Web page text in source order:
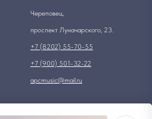
Череповец,
проспект Луначарского, 23.
+7 (8202) 55-70-55
+7 (900) 501-32-22
apcmusic@mail.ru